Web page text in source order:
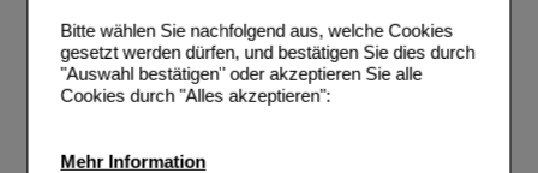
Bitte wählen Sie nachfolgend aus, welche Cookies
gesetzt werden dürfen, und bestätigen Sie dies durch
"Auswahl bestätigen" oder akzeptieren Sie alle
Cookies durch "Alles akzeptieren":
Mehr Information
Zahlungsmöglichkeiten
Rezepte einlösen
Freiumschläge anfordern
Freiumschläge downloaden